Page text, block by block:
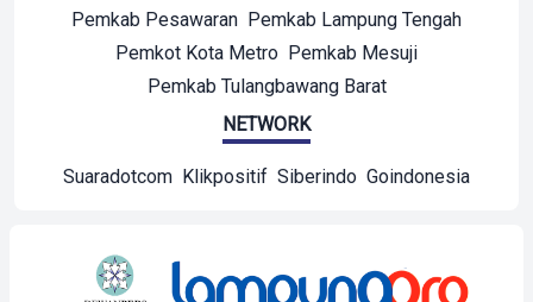
Pemkab Pesawaran Pemkab Lampung Tengah
Pemkot Kota Metro Pemkab Mesuji
Pemkab Tulangbawang Barat
NETWORK
Suaradotcom Klikpositif Siberindo Goindonesia